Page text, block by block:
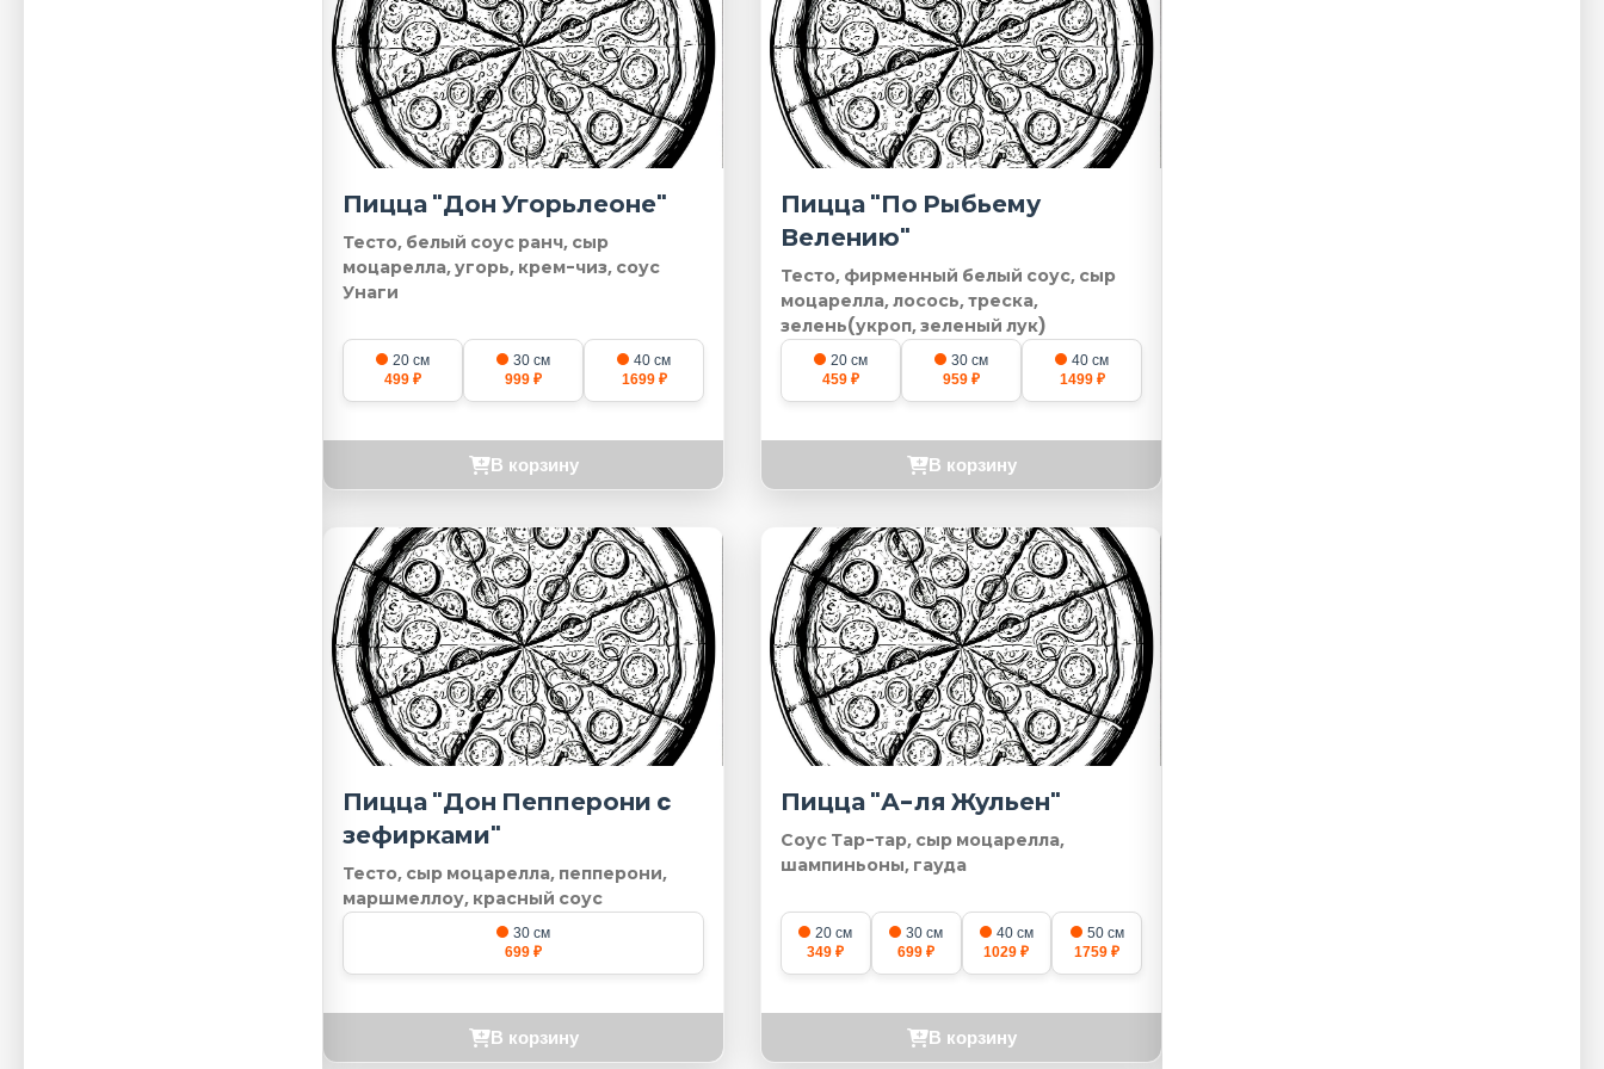
Пицца "Дон Угорьлеоне"
Тесто, белый соус ранч, сыр
моцарелла, угорь, крем-чиз, соус
Унаги
20 см
499 ₽
30 см
999 ₽
40 см
1699 ₽
В корзину
Пицца "По Рыбьему
Велению"
Тесто, фирменный белый соус, сыр
моцарелла, лосось, треска,
зелень(укроп, зеленый лук)
20 см
459 ₽
30 см
959 ₽
40 см
1499 ₽
В корзину
Пицца "Дон Пепперони c
зефирками"
Тесто, сыр моцарелла, пепперони,
маршмеллоу, красный соус
30 см
699 ₽
В корзину
Пицца "А-ля Жульен"
Соус Тар-тар, сыр моцарелла,
шампиньоны, гауда
20 см
349 ₽
30 см
699 ₽
40 см
1029 ₽
50 см
1759 ₽
В корзину